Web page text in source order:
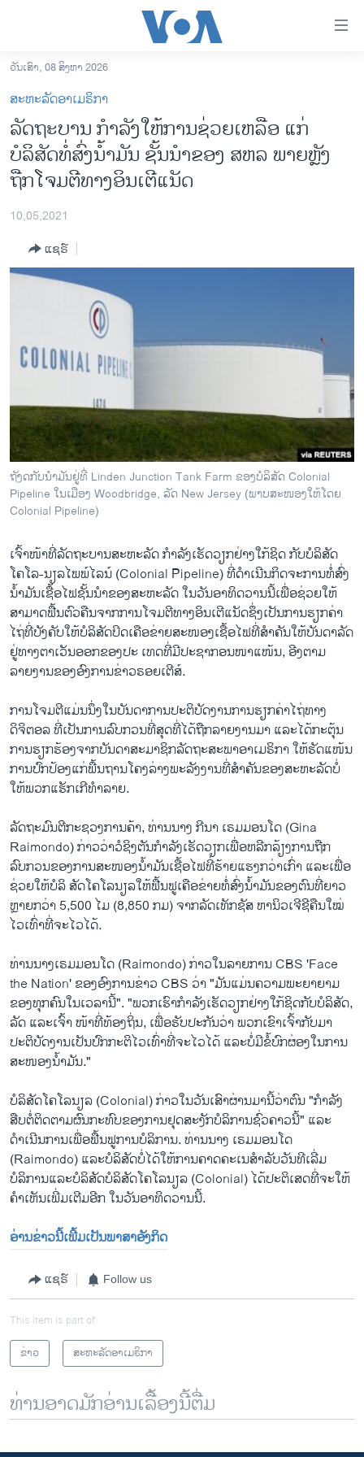
ເຂົ້າ
ຫາ
ຂ້າມ
ຂ້າມ
ຂ້າມ
ໄປ
ຫາ
ຊອກ
ລາວ
ອາເມຣິກາ
ການເລືອກຕັ້ງ ປະທານາທີບໍດີ ສະຫະລັດ 2024
ອິດສະຫຼະພາບດ້ານການຂ່າວ
ຊຸມຊົນຊາວລາວ
ວິທະຍາສາດ-ເທັກໂນໂລຈີ
ທຸລະກິດ
ພາສາອັງກິດ
ວີດີໂອ
ສຽງ
ລາຍງານ
ພາສາຕ່າງໆ
ວັນເສົາ, 08 ສິງຫາ 2026
ສະຫະລັດອາເມຣິກາ
ລັດຖະບານ ກໍາລັງໃຫ້ການຊ່ວຍເຫລືອ ແກ່
ບໍລິສັດທໍ່ສົ່ງນໍ້າມັນ ຊັ້ນນຳຂອງ ສຫລ ພາຍຫຼັງ
ຖືກໂຈມຕີທາງອິນເຕີແນັດ
10,05,2021
ແຊຣ໌
ຖັງດກັບນໍາມັນຢູ່ທີ່ Linden Junction Tank Farm ຂອງບໍລິສັດ Colonial
Pipeline ໃນເມືອງ Woodbridge, ລັດ New Jersey (ພາບສະໜອງໃຫ້ໂດຍ
Colonial Pipeline)
ເຈົ້າໜ້າທີ່ລັດຖະບານສະຫະລັດ ກຳລັງເຮັດວຽກຢ່າງໃກ້ຊິດ ກັບບໍລິສັດ
ໂຄໂລ-ນຽລໄພພ໌ໄລນ໌ (Colonial Pipeline) ທີ່ດໍາເນີນກິດຈະການທໍ່ສົ່ງ
ນໍ້າມັນເຊື້ອໄຟຊັ້ນນຳຂອງສະຫະລັດ ໃນວັນອາທິດວານນີ້ເພື່ອຊ່ວຍໃຫ້
ສາມາດຟື້ນຕົວຄືນຈາກການໂຈມຕີທາງອິນເຕີແນັດຊຶ່ງເປັນການຮຽກຄ່າ
ໄຖ່ທີ່ບັງຄັບໃຫ້ບໍລິສັດປິດເຄືອຂ່າຍສະໜອງເຊື້ອໄຟທີ່ສຳຄັນໃຫ້ບັນດາລັດ
ຢູ່ທາງຕາເວັນອອກຂອງປະ ເທດທີ່ມີປະຊາກອນໜາແໜ້ນ, ອີງຕາມ
ລາຍງານຂອງອົງການຂ່າວຣອຍເຕີສ໌.
ການໂຈມຕີແມ່ນນຶ່ງໃນບັນດາການປະຕິບັດງານການຮຽກຄ່າໄຖ່ທາງ
ດິຈິຕອລ ທີ່ເປັນການລົບກວນທີ່ສຸດທີ່ໄດ້ຖືກລາຍງານມາ ແລະໄດ້ກະຕຸ້ນ
ການຮຽກຮ້ອງຈາກບັນດາສະມາຊິກລັດຖະສະພາອາເມຣິກາ ໃຫ້ຮັດແໜ້ນ
ການປົກປ້ອງແກ່ພື້ນຖານໂຄງລ່າງພະລັງງານທີ່ສຳຄັນຂອງສະຫະລັດບໍ່
ໃຫ້ພວກແຮັກເກີທໍາລາຍ.
ລັດຖະມົນຕີກະຊວງການຄ້າ, ທ່ານນາງ ກີນາ ເຣມມອນໂດ (Gina
Raimondo) ກ່າວວ່າວໍຊິງຕັນກຳລັງເຮັດວຽກເພື່ອຫລີກລ້ຽງການຖືກ
ລົບກວນຂອງການສະໜອງນໍ້າມັນເຊື້ອໄຟທີ່ຮ້າຍແຮງກວ່າເກົ່າ ແລະເພື່ອ
ຊ່ວຍໃຫ້ບໍລິ ສັດໂຄໂລນຽລໃຫ້ຟື້ນຟູເຄືອຂ່າຍທໍ່ສົ່ງນໍ້າມັນຂອງຕົນທີ່ຍາວ
ຫຼາຍກວ່າ 5,500 ໄມ (8,850 ກມ) ຈາກລັດເທັກຊັສ ຫານິວເຈີຊີຄືນໃໝ່
ໄວເທົ່າທີ່ຈະໄວໄດ້.
ທ່ານນາງເຣມມອນໂດ (Raimondo) ກ່າວໃນລາຍການ CBS 'Face
the Nation' ຂອງອົງການຂ່າວ CBS ວ່າ "ມັນແມ່ນຄວາມພະຍາຍາມ
ຂອງທຸກຄົນໃນເວລານີ້". "ພວກເຮົາກໍາລັງເຮັດວຽກຢ່າງໃກ້ຊິດກັບບໍລິສັດ,
ລັດ ແລະເຈົ້າ ໜ້າທີ່ທ້ອງຖິ່ນ, ເພື່ອຮັບປະກັນວ່າ ພວກເຂົາເຈົ້າກັບມາ
ປະຕິບັດງານເປັນປົກກະຕິໄວເທົ່າທີ່ຈະໄວໄດ້ ແລະບໍ່ມີຂໍ້ບົກຜ່ອງໃນການ
ສະໜອງນໍ້າມັນ."
ບໍລິສັດໂຄໂລນຽລ (Colonial) ກ່າວໃນວັນເສົາຜ່ານມານີ້ວ່າຕົນ "ກໍາລັງ
ສືບຕໍ່ຕິດຕາມຜົນກະທົບຂອງການຢຸດສະງັກບໍລິການຊົ່ວຄາວນີ້" ແລະ
ດຳເນີນການເພື່ອຟື້ນຟູການບໍລິການ. ທ່ານນາງ ເຣມມອນໂດ
(Raimondo) ແລະບໍລິສັດບໍ່ໄດ້ໃຫ້ການຄາດຄະເນສຳລັບວັນທີເລີ່ມ
ບໍລິການແລະບໍລິສັດບໍລິສັດໂຄໂລນຽລ (Colonial) ໄດ້ປະຕິເສດທີ່ຈະໃຫ້
ຄຳເຫັນເພີ່ມເຕີມອີກ ໃນວັນອາທິດວານນີ້.
ອ່ານຂ່າວນີ້ເພີ້ມເປັນພາສາອັງກິດ
ແຊຣ໌ Follow us
This item is part of
ຂ່າວ
ສະຫະລັດອາເມຣິກາ
ທ່ານອາດມັກອ່ານເລື້ອງນີ້ຕື່ມ